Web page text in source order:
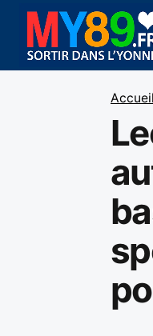
Accueil